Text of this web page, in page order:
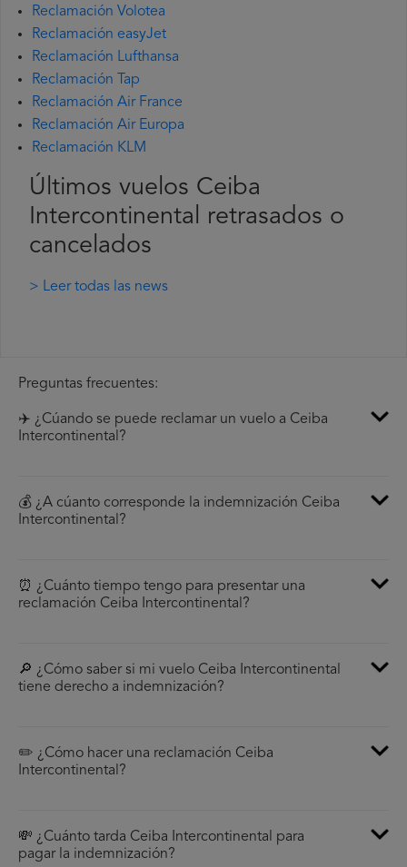
Reclamación Volotea
Reclamación easyJet
Reclamación Lufthansa
Reclamación Tap
Reclamación Air France
Reclamación Air Europa
Reclamación KLM
Últimos vuelos Ceiba
Intercontinental retrasados o
cancelados
> Leer todas las news
Preguntas frecuentes:
✈️ ¿Cúando se puede reclamar un vuelo a Ceiba
Intercontinental?
💰 ¿A cúanto corresponde la indemnización Ceiba
Intercontinental?
⏰ ¿Cuánto tiempo tengo para presentar una
reclamación Ceiba Intercontinental?
🔎 ¿Cómo saber si mi vuelo Ceiba Intercontinental
tiene derecho a indemnización?
✏️ ¿Cómo hacer una reclamación Ceiba
Intercontinental?
💸 ¿Cuánto tarda Ceiba Intercontinental para
pagar la indemnización?